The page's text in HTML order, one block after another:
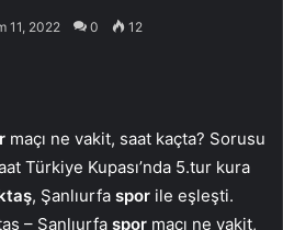
11, 2022 0 12
maçı ne vakit, saat kaçta? Sorusu
Türkiye Kupası’nda 5.tur kura
, Şanlıurfa spor ile eşleşti.
– Şanlıurfa spor maçı ne vakit,